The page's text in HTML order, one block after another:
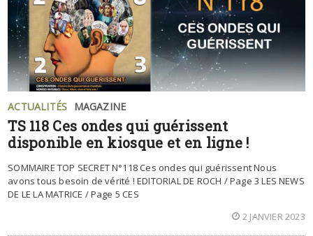
ACTUALITÉS MAGAZINE
TS 118 Ces ondes qui guérissent
disponible en kiosque et en ligne !
SOMMAIRE TOP SECRET N°118 Ces ondes qui guérissent Nous
avons tous besoin de vérité ! EDITORIAL DE ROCH / Page 3 LES NEWS
DE LE LA MATRICE / Page 5 CES
2 JANVIER 2023